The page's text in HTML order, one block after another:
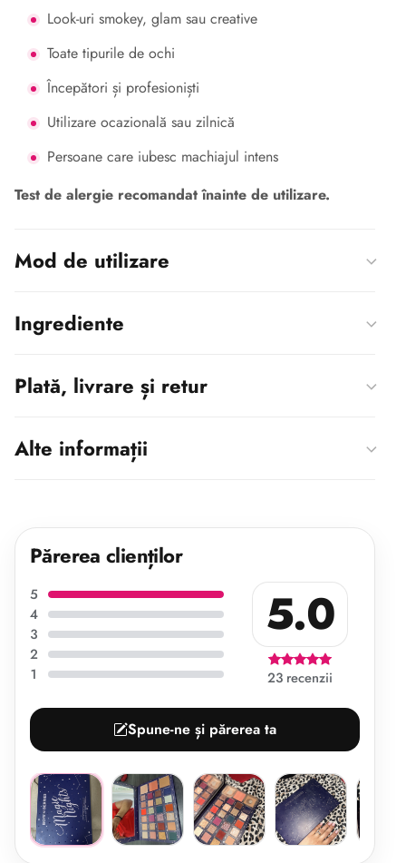
Look-uri smokey, glam sau creative
Toate tipurile de ochi
Începători și profesioniști
Utilizare ocazională sau zilnică
Persoane care iubesc machiajul intens
Test de alergie recomandat înainte de utilizare.
Mod de utilizare
Ingrediente
Plată, livrare și retur
Alte informații
Părerea clienților
5
4
3
2
1
5.0
23 recenzii
Spune-ne și părerea ta